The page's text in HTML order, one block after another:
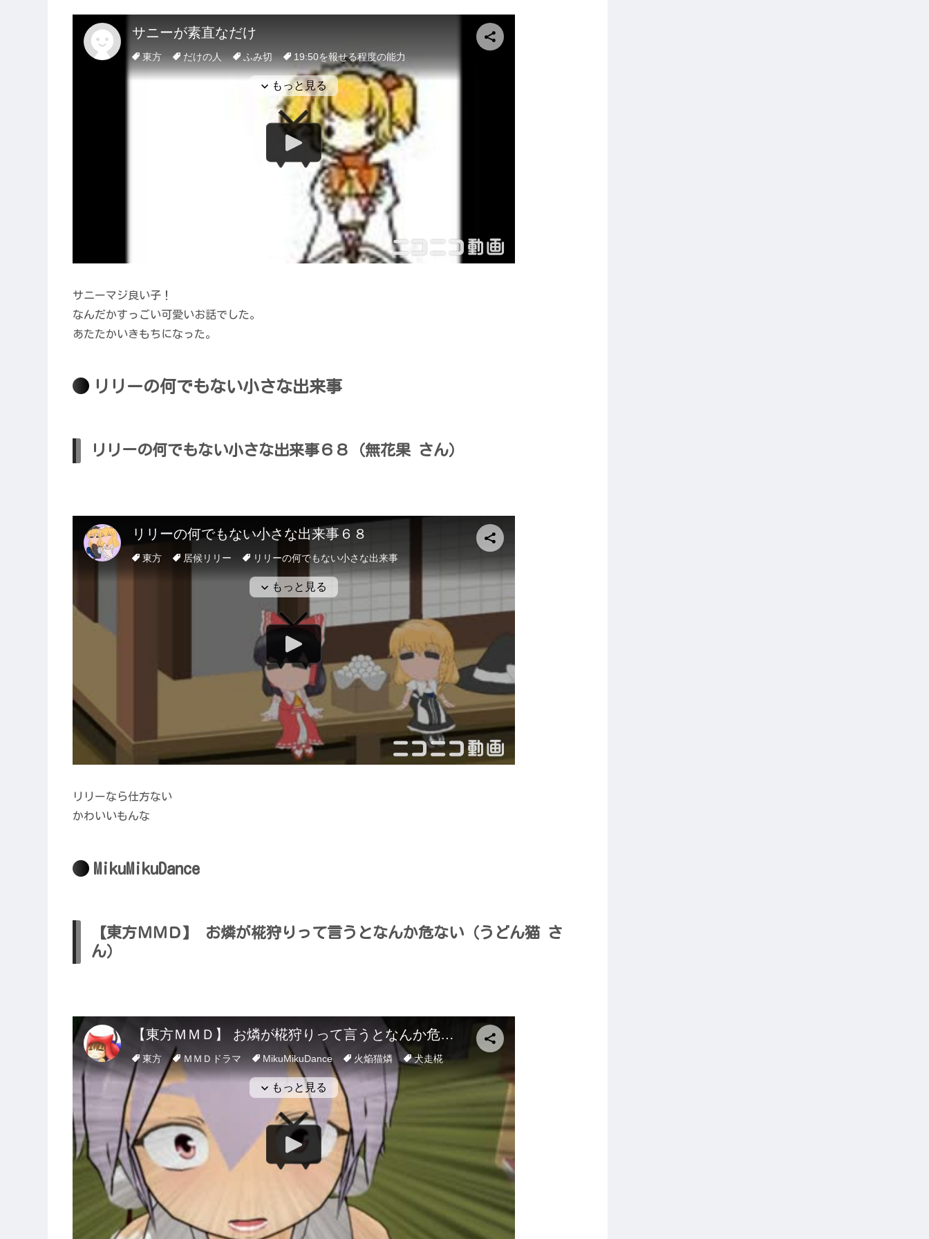
サニーマジ良い子！
なんだかすっごい可愛いお話でした。
あたたかいきもちになった。
リリーの何でもない小さな出来事
リリーの何でもない小さな出来事６８（無花果 さん）
リリーなら仕方ない
かわいいもんな
MikuMikuDance
【東方ＭＭＤ】 お燐が椛狩りって言うとなんか危ない（うどん猫 さ
ん）